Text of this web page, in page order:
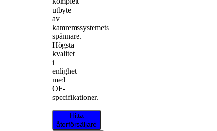
utbyte
av
kamremssystemets
spännare.
Högsta
kvalitet
i
enlighet
med
OE-
specifikationer.
Hitta
återförsäljare